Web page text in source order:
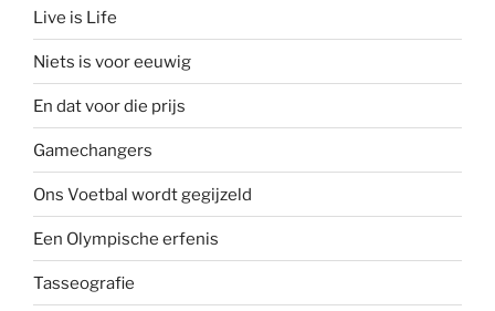
Live is Life
Niets is voor eeuwig
En dat voor die prijs
Gamechangers
Ons Voetbal wordt gegijzeld
Een Olympische erfenis
Tasseografie